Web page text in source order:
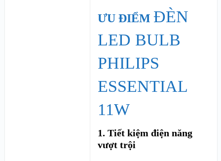
ƯU ĐIỂMĐÈN
LED BULB
PHILIPS
ESSENTIAL
11W
1. Tiết kiệm điện năng
vượt trội